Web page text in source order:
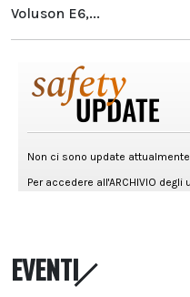
Voluson E6,...
EVENTI